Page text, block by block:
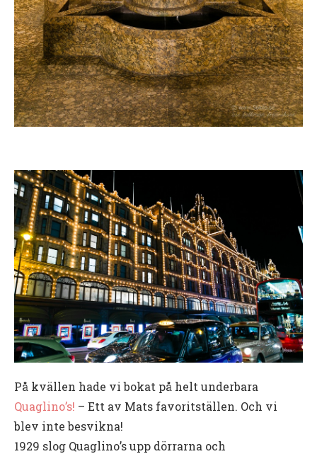
På kvällen hade vi bokat på helt underbara
Quaglino’s! – Ett av Mats favoritställen. Och vi
blev inte besvikna!
1929 slog Quaglino’s upp dörrarna och